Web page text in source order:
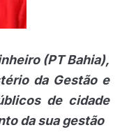
(PT Bahia),
da Gestão e
de cidade
da sua gestão